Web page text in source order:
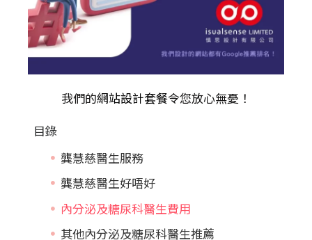
我們的網站設計套餐令您放心無憂！
目錄
龔慧慈醫生服務
龔慧慈醫生好唔好
內分泌及糖尿科醫生費用
其他內分泌及糖尿科醫生推薦